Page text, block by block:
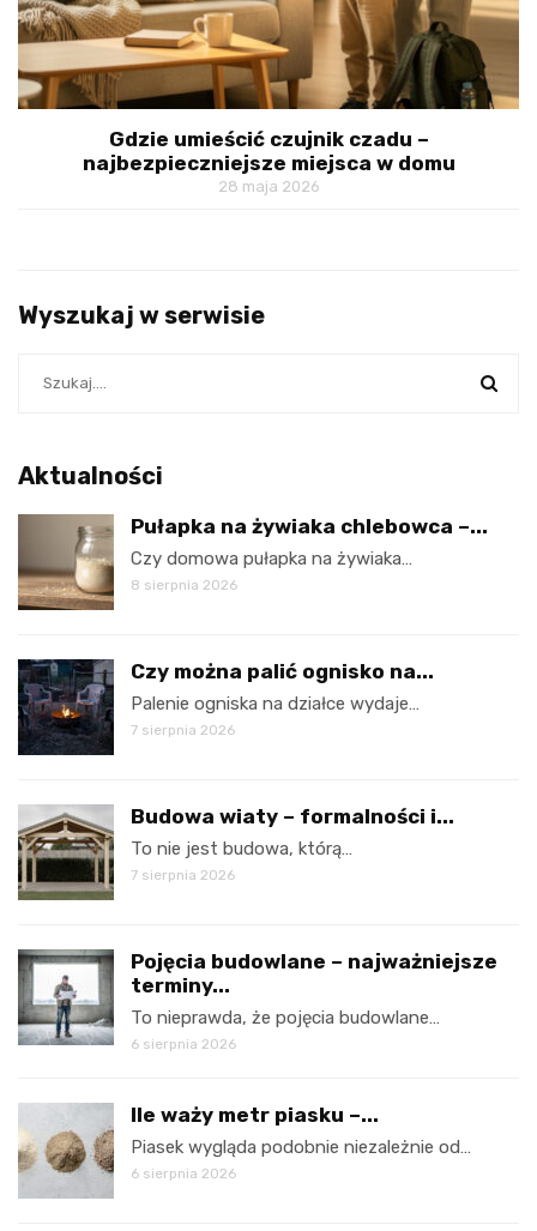
Gdzie umieścić czujnik czadu –
najbezpieczniejsze miejsca w domu
28 maja 2026
Wyszukaj w serwisie
Aktualności
Pułapka na żywiaka chlebowca –...
Czy domowa pułapka na żywiaka…
8 sierpnia 2026
Czy można palić ognisko na...
Palenie ogniska na działce wydaje…
7 sierpnia 2026
Budowa wiaty – formalności i...
To nie jest budowa, którą…
7 sierpnia 2026
Pojęcia budowlane – najważniejsze
terminy...
To nieprawda, że pojęcia budowlane…
6 sierpnia 2026
Ile waży metr piasku –...
Piasek wygląda podobnie niezależnie od…
6 sierpnia 2026